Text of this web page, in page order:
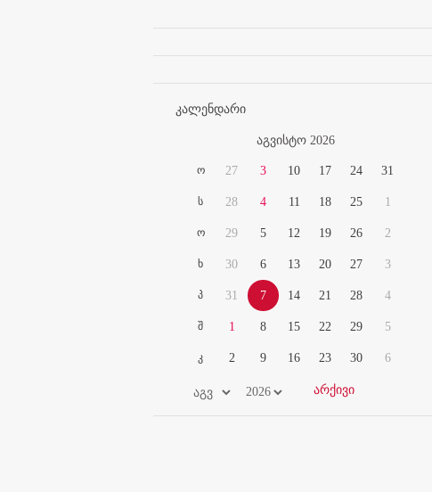
კალენდარი
აგვისტო 2026
ო
ს
ო
ხ
პ
შ
კ
27
28
29
30
31
1
2
3
4
5
6
7
8
9
10
11
12
13
14
15
16
17
18
19
20
21
22
23
24
25
26
27
28
29
30
31
1
2
3
4
5
6